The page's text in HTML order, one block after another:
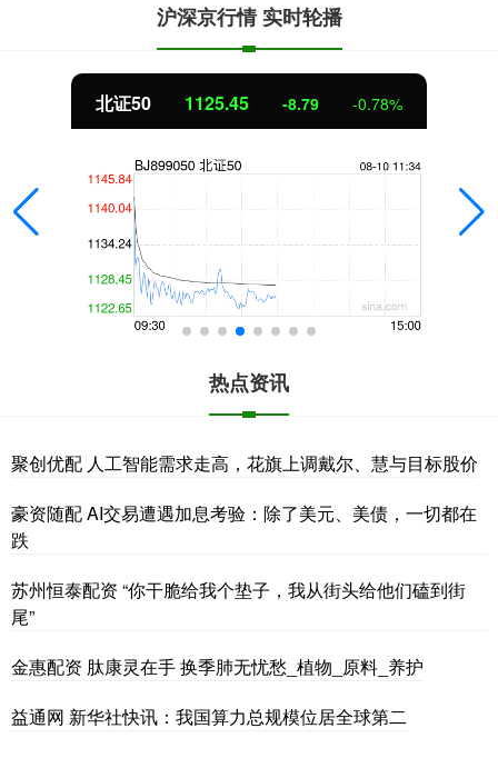
沪深京行情 实时轮播
创业板指 3485.44 -77.68 -2.18%
热点资讯
聚创优配 人工智能需求走高，花旗上调戴尔、慧与目标股价
豪资随配 AI交易遭遇加息考验：除了美元、美债，一切都在
跌
苏州恒泰配资 “你干脆给我个垫子，我从街头给他们磕到街
尾”
金惠配资 肽康灵在手 换季肺无忧愁_植物_原料_养护
益通网 新华社快讯：我国算力总规模位居全球第二